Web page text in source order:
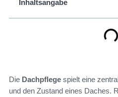
Inhaltsangabe
Die Dachpflege spielt eine
und den Zustand eines Daches.